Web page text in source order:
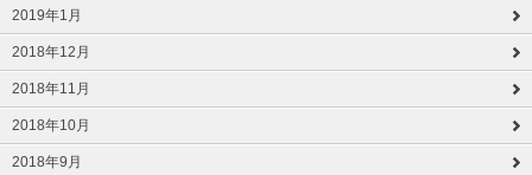
2019年1月
2018年12月
2018年11月
2018年10月
2018年9月